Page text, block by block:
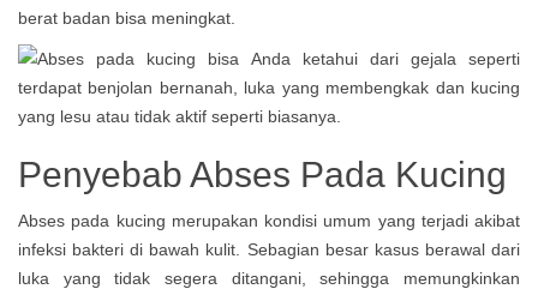
berat badan bisa meningkat.
Penyebab Abses Pada Kucing
Abses pada kucing merupakan kondisi umum yang terjadi akibat
infeksi bakteri di bawah kulit. Sebagian besar kasus berawal dari
luka yang tidak segera ditangani, sehingga memungkinkan